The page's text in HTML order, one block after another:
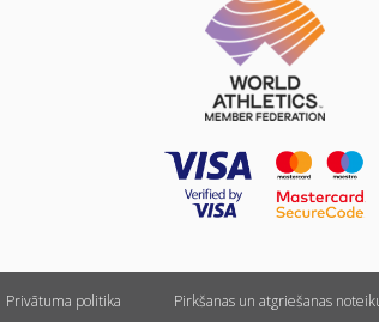
Privātuma politika Pirkšanas un atgriešanas